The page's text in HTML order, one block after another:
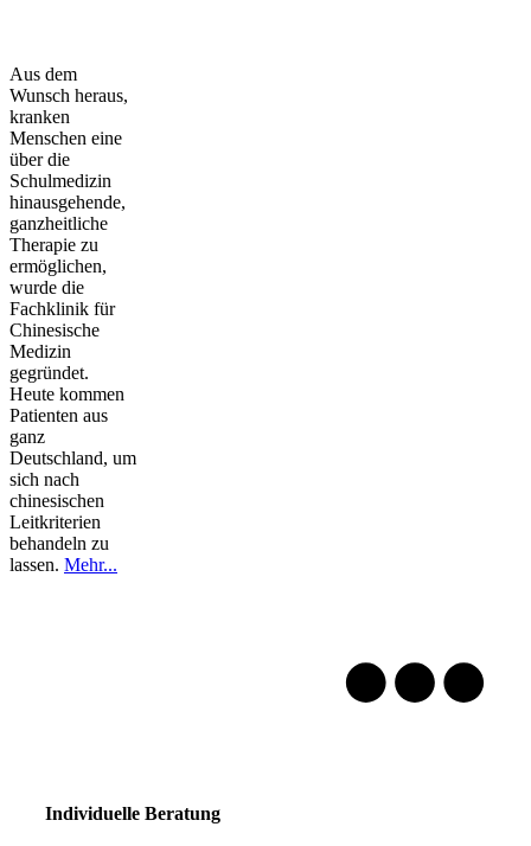
Aus dem
Wunsch heraus,
kranken
Menschen eine
über die
Schulmedizin
hinausgehende,
ganzheitliche
Therapie zu
ermöglichen,
wurde die
Fachklinik für
Chinesische
Medizin
gegründet.
Heute kommen
Patienten aus
ganz
Deutschland, um
sich nach
chinesischen
Leitkriterien
behandeln zu
lassen. Mehr...
Individuelle Beratung